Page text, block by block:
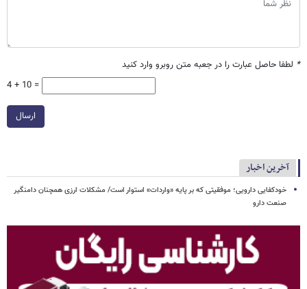
* لطفا حاصل عبارت را در جعبه متن روبرو وارد کنید
4 + 10 =
ارسال
آخرین اخبار
خودکفایی دارویی؛ موفقیتی که بر پایه‌ «واردات» استوار است/ مشکلات ارزی همچنان دامنگیر
صنعت دارو